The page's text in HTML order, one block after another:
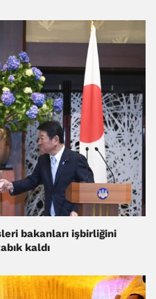
bakanları işbirliğini
kaldı